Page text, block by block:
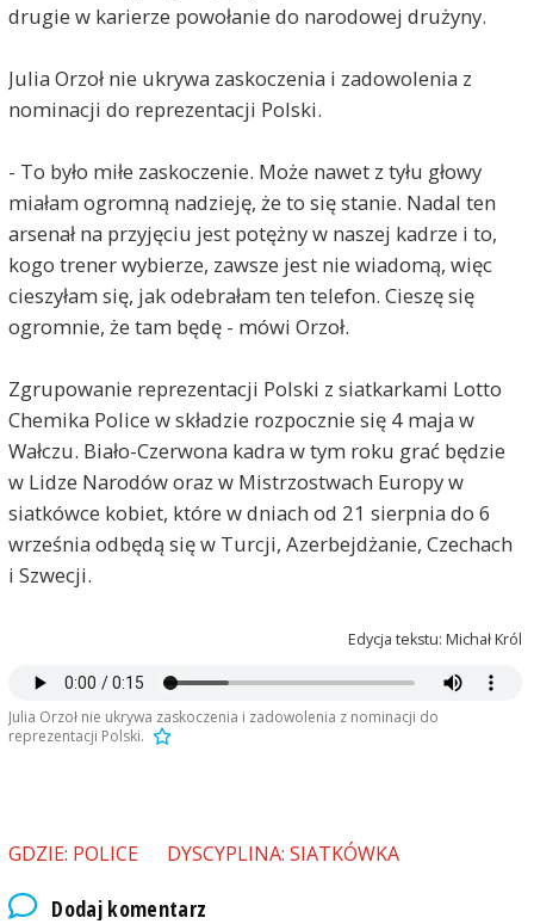
drugie w karierze powołanie do narodowej drużyny.
Julia Orzoł nie ukrywa zaskoczenia i zadowolenia z
nominacji do reprezentacji Polski.
- To było miłe zaskoczenie. Może nawet z tyłu głowy
miałam ogromną nadzieję, że to się stanie. Nadal ten
arsenał na przyjęciu jest potężny w naszej kadrze i to,
kogo trener wybierze, zawsze jest nie wiadomą, więc
cieszyłam się, jak odebrałam ten telefon. Cieszę się
ogromnie, że tam będę - mówi Orzoł.
Zgrupowanie reprezentacji Polski z siatkarkami Lotto
Chemika Police w składzie rozpocznie się 4 maja w
Wałczu. Biało-Czerwona kadra w tym roku grać będzie
w Lidze Narodów oraz w Mistrzostwach Europy w
siatkówce kobiet, które w dniach od 21 sierpnia do 6
września odbędą się w Turcji, Azerbejdżanie, Czechach
i Szwecji.
Edycja tekstu: Michał Król
Julia Orzoł nie ukrywa zaskoczenia i zadowolenia z nominacji do
reprezentacji Polski.
GDZIE: POLICE DYSCYPLINA: SIATKÓWKA
Dodaj komentarz